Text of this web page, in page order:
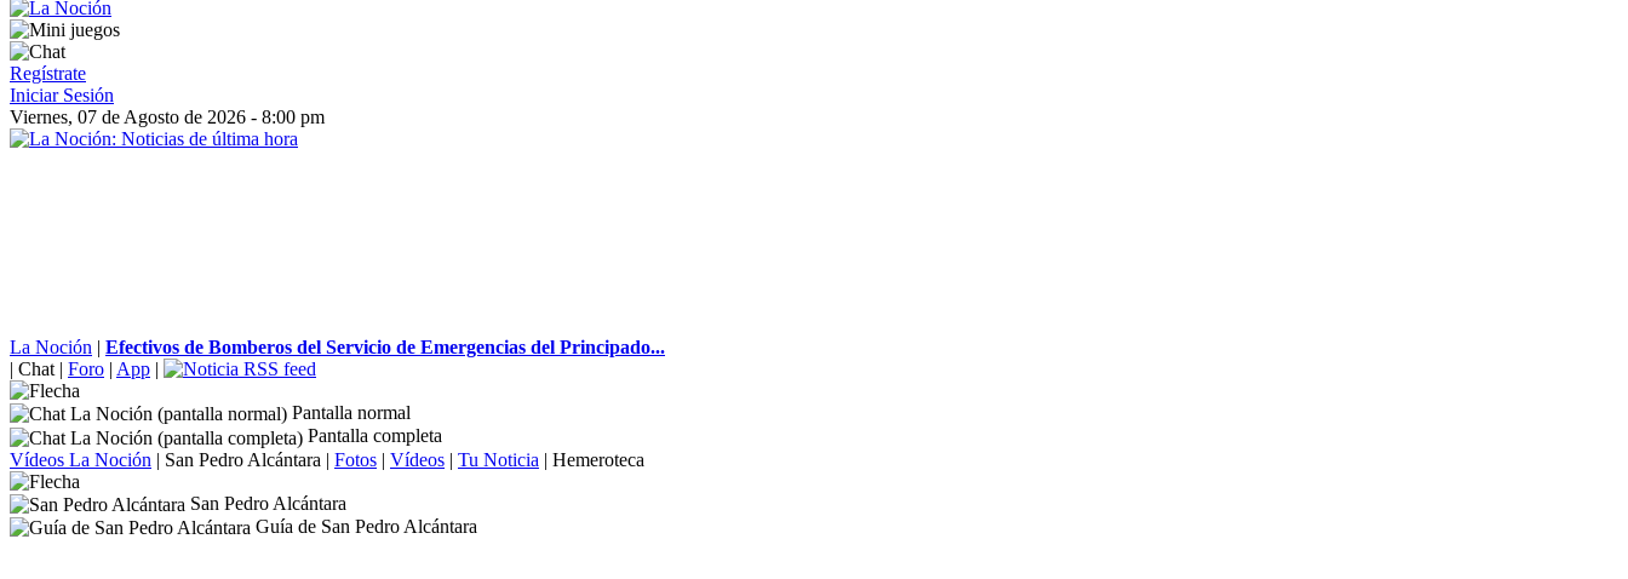
Regístrate
Iniciar Sesión
Viernes, 07 de Agosto de 2026 - 8:00 pm
La Noción | Efectivos de Bomberos del Servicio de Emergencias del Principado...
| Chat | Foro | App |
Pantalla normal
Pantalla completa
Vídeos La Noción | San Pedro Alcántara | Fotos | Vídeos | Tu Noticia | Hemeroteca
San Pedro Alcántara
Guía de San Pedro Alcántara